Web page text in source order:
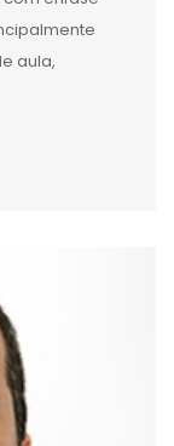
aula,